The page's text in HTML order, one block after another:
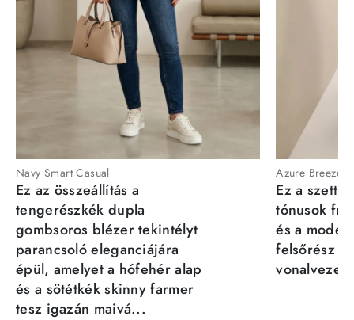
Navy Smart Casual
Ez az összeállítás a
tengerészkék dupla
gombsoros blézer tekintélyt
parancsoló eleganciájára
épül, amelyet a hófehér alap
és a sötétkék skinny farmer
tesz igazán maivá...
Azure Breeze
Ez a szett
tónusok
és a
felsőrész